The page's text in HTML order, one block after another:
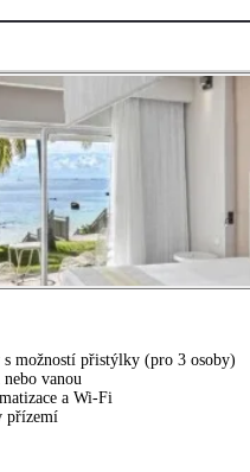
možností přistýlky (pro 3 osoby)
nebo vanou
a Wi-Fi
přízemí